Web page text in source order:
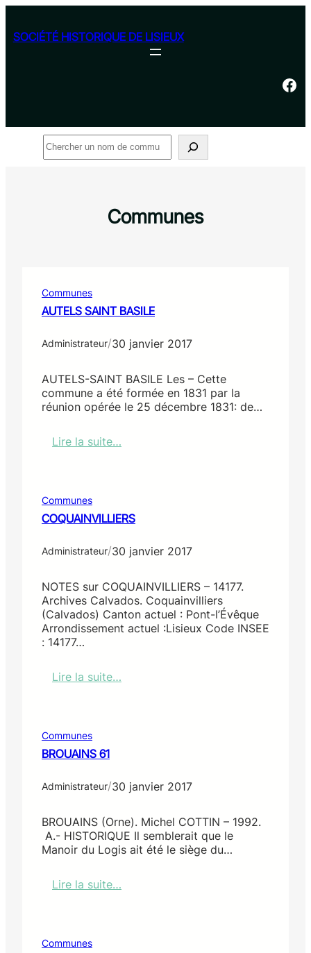
contenu
SOCIÉTÉ HISTORIQUE DE LISIEUX
Facebook
Rechercher
Communes
Communes
AUTELS SAINT BASILE
Administrateur/30 janvier 2017
AUTELS-SAINT BASILE Les – Cette
commune a été formée en 1831 par la
réunion opérée le 25 décembre 1831: de…
Lire la suite…
L
S
I
N
T
B
A
Communes
COQUAINVILLIERS
Administrateur/30 janvier 2017
NOTES sur COQUAINVILLIERS – 14177.
Archives Calvados. Coquainvilliers
(Calvados) Canton actuel : Pont-l’Évêque
Arrondissement actuel :Lisieux Code INSEE
: 14177…
Lire la suite…
N
L
L
I
Communes
BROUAINS 61
Administrateur/30 janvier 2017
BROUAINS (Orne). Michel COTTIN – 1992.
A.- HISTORIQUE Il semblerait que le
Manoir du Logis ait été le siège du…
Lire la suite…
Communes